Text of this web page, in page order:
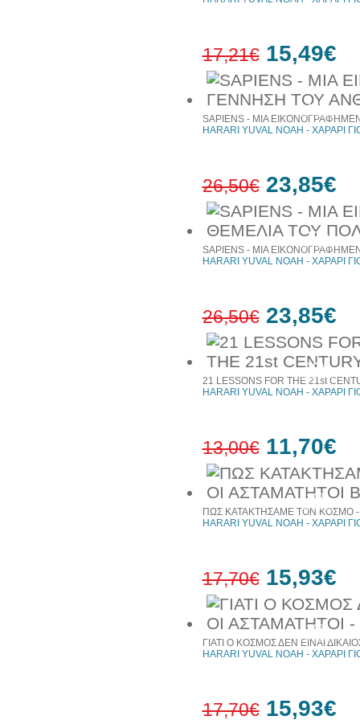
10%
έκπτωση
17,21€ 15,49€
10%
έκπτωση
SAPIENS - ΜΙΑ
HARARI YUVAL NOAH - ΧΑΡΑΡΙ
26,50€ 23,85€
10%
έκπτωση
SAPIENS - ΜΙΑ
HARARI YUVAL NOAH - ΧΑΡΑΡΙ
26,50€ 23,85€
10%
έκπτωση
21 LESSONS FOR THE 21st
HARARI YUVAL NOAH - ΧΑΡΑΡΙ
13,00€ 11,70€
10%
έκπτωση
ΠΩΣ ΚΑΤΑΚΤΗΣΑΜΕ ΤΟΝ ΚΟΣΜΟ -
HARARI YUVAL NOAH - ΧΑΡΑΡΙ
17,70€ 15,93€
ΓΙΑΤΙ Ο ΚΟΣΜΟΣ ΔΕΝ ΕΙΝΑΙ
HARARI YUVAL NOAH - ΧΑΡΑΡΙ
17,70€ 15,93€